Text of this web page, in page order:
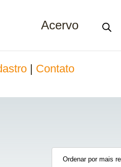
Acervo
Contato